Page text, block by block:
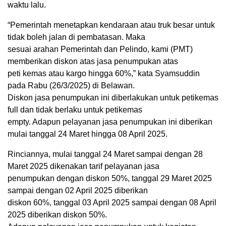
waktu lalu.
“Pemerintah menetapkan kendaraan atau truk besar untuk
tidak boleh jalan di pembatasan. Maka
sesuai arahan Pemerintah dan Pelindo, kami (PMT)
memberikan diskon atas jasa penumpukan atas
peti kemas atau kargo hingga 60%,” kata Syamsuddin
pada Rabu (26/3/2025) di Belawan.
Diskon jasa penumpukan ini diberlakukan untuk petikemas
full dan tidak berlaku untuk petikemas
empty. Adapun pelayanan jasa penumpukan ini diberikan
mulai tanggal 24 Maret hingga 08 April 2025.
Rinciannya, mulai tanggal 24 Maret sampai dengan 28
Maret 2025 dikenakan tarif pelayanan jasa
penumpukan dengan diskon 50%, tanggal 29 Maret 2025
sampai dengan 02 April 2025 diberikan
diskon 60%, tanggal 03 April 2025 sampai dengan 08 April
2025 diberikan diskon 50%.